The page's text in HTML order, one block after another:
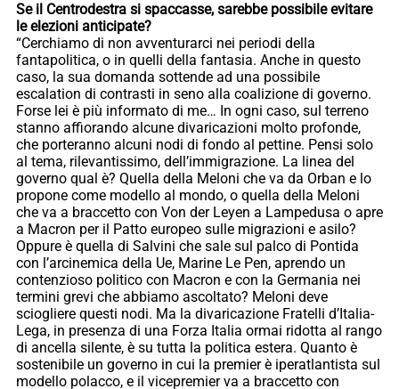
Se il Centrodestra si spaccasse, sarebbe possibile evitare
le elezioni anticipate?
“Cerchiamo di non avventurarci nei periodi della
fantapolitica, o in quelli della fantasia. Anche in questo
caso, la sua domanda sottende ad una possibile
escalation di contrasti in seno alla coalizione di governo.
Forse lei è più informato di me… In ogni caso, sul terreno
stanno affiorando alcune divaricazioni molto profonde,
che porteranno alcuni nodi di fondo al pettine. Pensi solo
al tema, rilevantissimo, dell’immigrazione. La linea del
governo qual è? Quella della Meloni che va da Orban e lo
propone come modello al mondo, o quella della Meloni
che va a braccetto con Von der Leyen a Lampedusa o apre
a Macron per il Patto europeo sulle migrazioni e asilo?
Oppure è quella di Salvini che sale sul palco di Pontida
con l’arcinemica della Ue, Marine Le Pen, aprendo un
contenzioso politico con Macron e con la Germania nei
termini grevi che abbiamo ascoltato? Meloni deve
sciogliere questi nodi. Ma la divaricazione Fratelli d’Italia-
Lega, in presenza di una Forza Italia ormai ridotta al rango
di ancella silente, è su tutta la politica estera. Quanto è
sostenibile un governo in cui la premier è iperatlantista sul
modello polacco, e il vicepremier va a braccetto con